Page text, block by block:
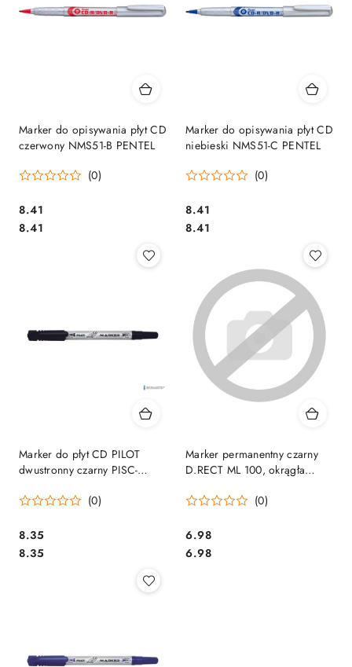
Marker do opisywania płyt CD
czerwony NMS51-B PENTEL
(0)
Cena:
8.41
Cena:
8.41
Marker do opisywania płyt CD
niebieski NMS51-C PENTEL
(0)
Cena:
8.41
Cena:
8.41
Marker do płyt CD PILOT
dwustronny czarny PISC-
(0)
Cena:
8.35
Cena:
8.35
Marker permanentny czarny
D.RECT ML 100, okrągła
(0)
Cena:
6.98
Cena:
6.98